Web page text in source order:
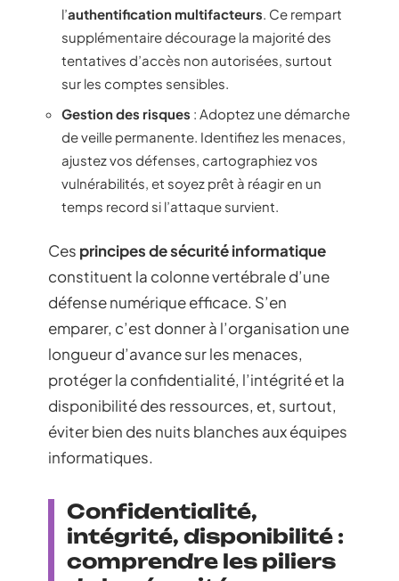
l’authentification multifacteurs. Ce rempart
supplémentaire décourage la majorité des
tentatives d’accès non autorisées, surtout
sur les comptes sensibles.
Gestion des risques : Adoptez une démarche
de veille permanente. Identifiez les menaces,
ajustez vos défenses, cartographiez vos
vulnérabilités, et soyez prêt à réagir en un
temps record si l’attaque survient.
Ces principes de sécurité informatique
constituent la colonne vertébrale d’une
défense numérique efficace. S’en
emparer, c’est donner à l’organisation une
longueur d’avance sur les menaces,
protéger la confidentialité, l’intégrité et la
disponibilité des ressources, et, surtout,
éviter bien des nuits blanches aux équipes
informatiques.
Confidentialité,
intégrité, disponibilité :
comprendre les piliers